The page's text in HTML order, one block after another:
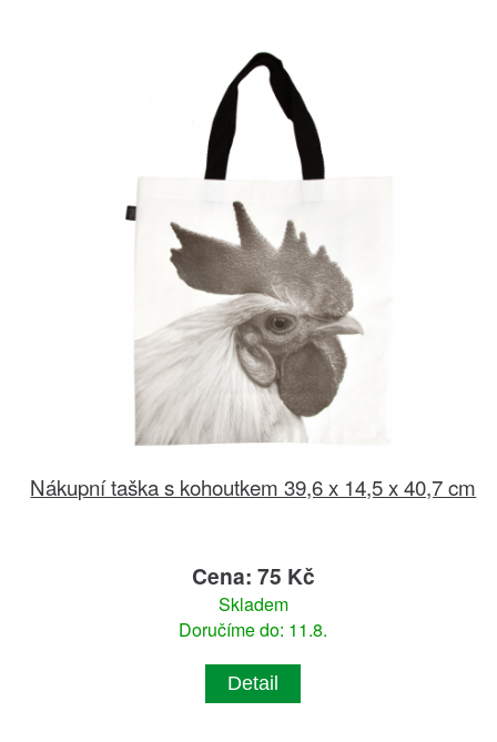
Nákupní taška s kohoutkem 39,6 x 14,5 x 40,7 cm
Cena: 75 Kč
Skladem
Doručíme do: 11.8.
Detail